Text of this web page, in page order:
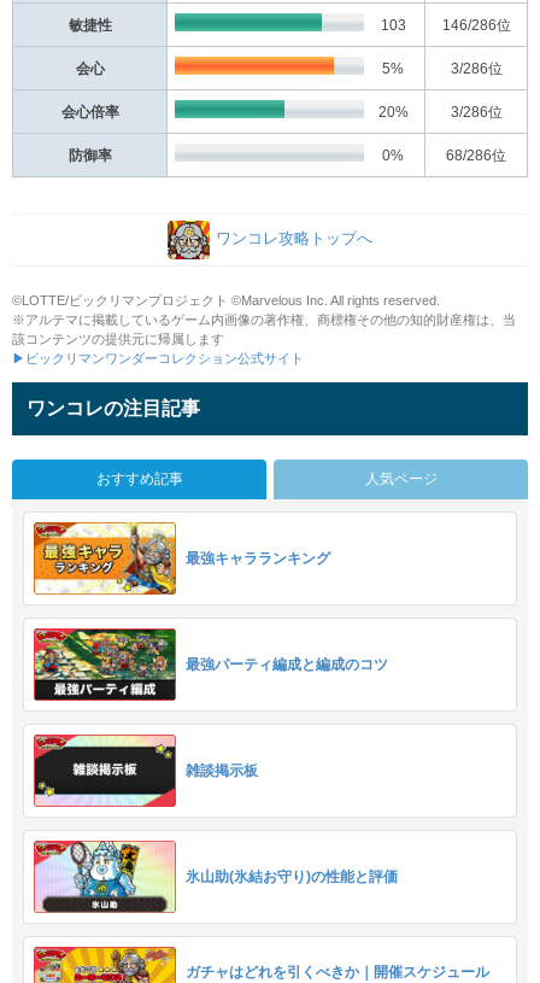
敏捷性 103 146/286位
会心 5% 3/286位
会心倍率 20% 3/286位
防御率 0% 68/286位
ワンコレ攻略トップへ
©LOTTE/ビックリマンプロジェクト ©Marvelous Inc. All rights reserved.
※アルテマに掲載しているゲーム内画像の著作権、商標権その他の知的財産権は、当
該コンテンツの提供元に帰属します
▶ビックリマンワンダーコレクション公式サイト
ワンコレの注目記事
おすすめ記事 人気ページ
最強キャラランキング
最強パーティ編成と編成のコツ
雑談掲示板
氷山助(氷結お守り)の性能と評価
ガチャはどれを引くべきか｜開催スケジュール